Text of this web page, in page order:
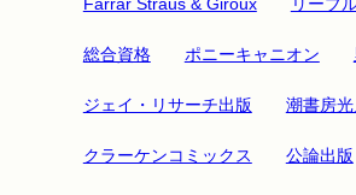
Farrar Straus & Giroux リーブ
総合資格 ポニーキャニオン
ジェイ・リサーチ出版 潮書房
クラーケンコミックス 公論出版